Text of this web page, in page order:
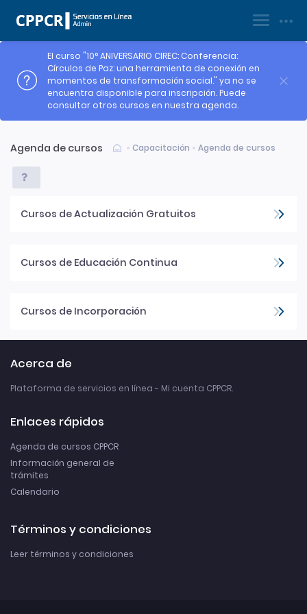
|Ingresar
El curso "10° ANIVERSARIO CIREC: Conferencia:
Círculos de Paz: una herramienta de conexión en
momentos de transformación social." ya no se
encuentra disponible para inscripción. Puede
consultar otros cursos en nuestra agenda.
Agenda de cursos Capacitación Agenda de cursos
Cursos de Actualización Gratuitos
Cursos de Educación Continua
Cursos de Incorporación
Acerca de
Plataforma de servicios en línea - Mi cuenta CPPCR.
Enlaces rápidos
Agenda de cursos CPPCR
Información general de
trámites
Calendario
Términos y condiciones
Leer términos y condiciones